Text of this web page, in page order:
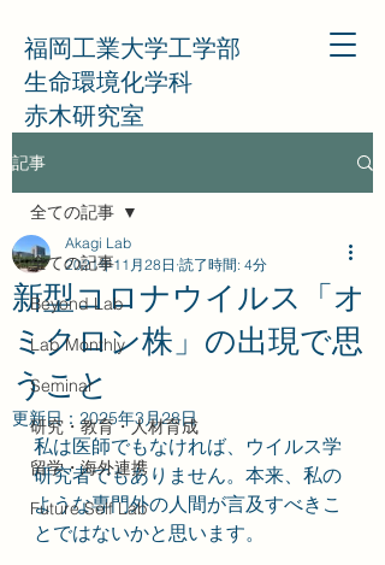
福岡工業大学工学部
生命環境化学科
赤木研究室
記事
全ての記事
Beyond Lab
Lab Monthly
Seminar
研究・教育・人材育成
留学・海外連携
Future Self Lab
全ての記事
新型コロナウイルス「オ
ミクロン株」の出現で思
うこと
Akagi Lab
2021年11月28日 読了時間: 4分
更新日： 2025年3月28日
私は医師でもなければ、ウイルス学
研究者でもありません。本来、私の
ような専門外の人間が言及すべきこ
とではないかと思います。